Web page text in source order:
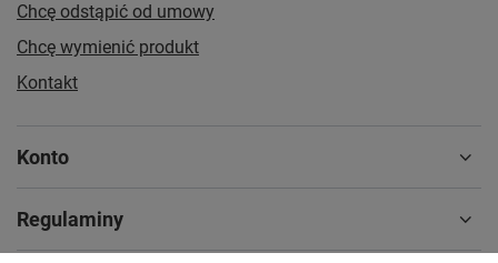
Chcę odstąpić od umowy
Chcę wymienić produkt
Kontakt
Konto
Regulaminy